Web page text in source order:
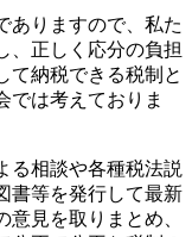
ありますので、私た
、正しく応分の負担
て納税できる税制と
では考えておりま
る相談や各種税法説
書等を発行して最新
見を取りまとめ、